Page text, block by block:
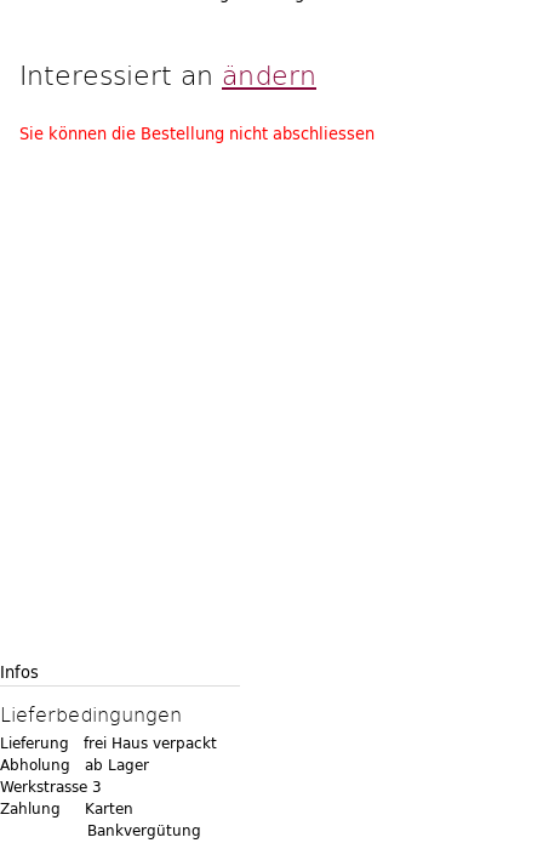
Interessiert an ändern
Sie können die Bestellung nicht abschliessen
Infos
Lieferbedingungen
Lieferung frei Haus verpackt
Abholung ab Lager
Werkstrasse 3
Zahlung Karten
Bankvergütung